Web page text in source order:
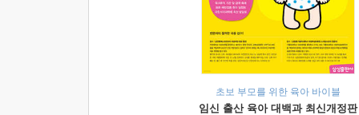
초보 부모를 위한 육아 바이블
임신 출산 육아 대백과 최신개정판